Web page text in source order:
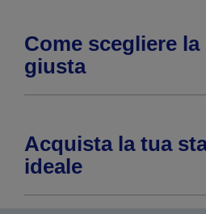
Come scegliere
giusta
Acquista la tua
ideale